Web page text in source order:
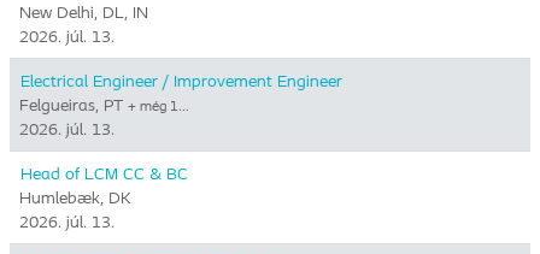
New Delhi, DL, IN
2026. júl. 13.
Electrical Engineer / Improvement Engineer
Felgueiras, PT + még 1…
2026. júl. 13.
Head of LCM CC & BC
Humlebæk, DK
2026. júl. 13.